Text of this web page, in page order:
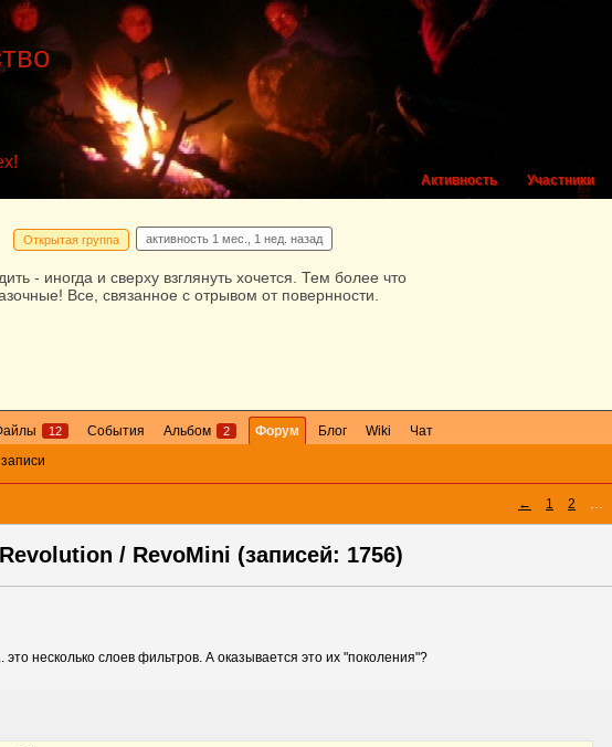
Активность Участники
Открытая группа активность 1 мес., 1 нед. назад
- иногда и сверху взглянуть хочется. Тем более что
Все, связанное с отрывом от повернности.
12 События Альбом 2 Форум Блог Wiki
Чат
← 1 2 …
/ RevoMini (записей: 1756)
несколько слоев фильтров. А оказывается это их "поколения"?